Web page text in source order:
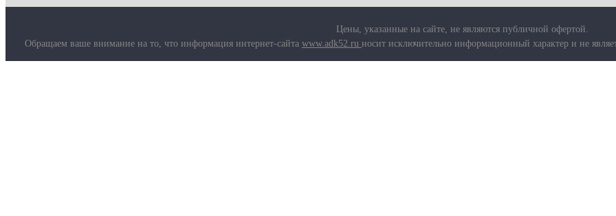
Цены, указанные на сайте, не являются публичной офертой.
Обращаем ваше внимание на то, что информация интернет-сайта www.adk52.ru носит исключительно информационный характер и не